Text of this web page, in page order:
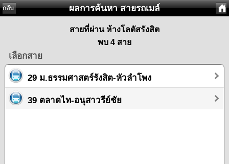
กลับ ผลการค้นหา สายรถเมล์
สายที่ผ่าน ห้างโลตัสรังสิต
พบ 4 สาย
เลือกสาย
29 ม.ธรรมศาสตร์รังสิต-หัวลำโพง
39 ตลาดไท-อนุสาวรีย์ชัย